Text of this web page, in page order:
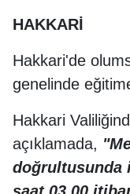
HAKKARİ
Hakkari'de
genelinde
Hakkari
açıklamada,
doğrultusunda